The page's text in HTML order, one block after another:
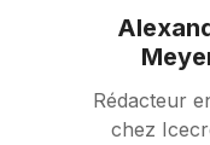
Rédacteur
chez